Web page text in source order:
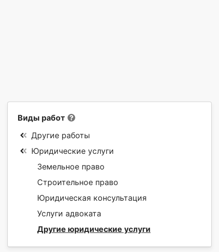
Виды работ
Другие работы
Юридические услуги
Земельное право
Строительное право
Юридическая консультация
Услуги адвоката
Другие юридические услуги